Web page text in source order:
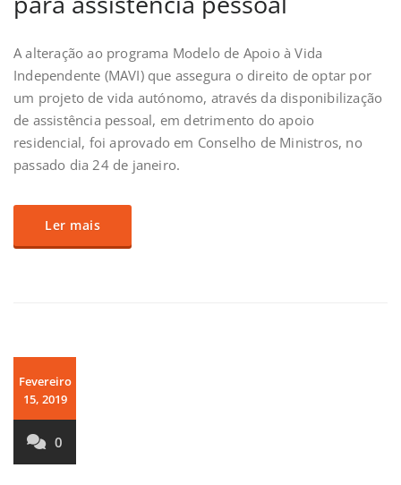
A alteração ao programa Modelo de Apoio à Vida
Independente (MAVI) que assegura o direito de optar por
um projeto de vida autónomo, através da disponibilização
de assistência pessoal, em detrimento do apoio
residencial, foi aprovado em Conselho de Ministros, no
passado dia 24 de janeiro.
Ler mais
Fevereiro
15, 2019
0